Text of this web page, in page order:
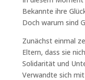
Bekannte ihre
Doch warum sind
Zunächst einmal
Eltern, dass sie
Solidarität und
Verwandte sich